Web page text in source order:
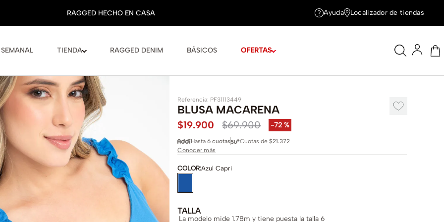
TIENDA RAGGED DENIM BÁSICOS OFERTAS
Ayuda Localizador de tiendas
Referencia: PF31113449
BLUSA MACARENA
$19.900 $69.900 -72 %
Hasta6 cuotas Cuotas de$21.372
Conocer más
COLOR:Azul Capri
TALLA
La modelo mide 1.78m y tiene puesta la talla 6